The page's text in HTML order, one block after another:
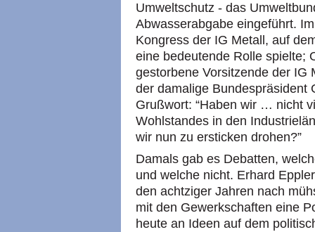
Umweltschutz - das
Abwasserabgabe eingeführt.
Kongress der IG Metall, auf
eine bedeutende Rolle spielte;
gestorbene Vorsitzende der IG
der damalige Bundespräsident
Grußwort: “Haben wir … nicht
Wohlstandes in den
wir nun zu ersticken drohen?”
Damals gab es Debatten,
und welche nicht. Erhard
den achtziger Jahren nach
mit den Gewerkschaften eine
heute an Ideen auf dem